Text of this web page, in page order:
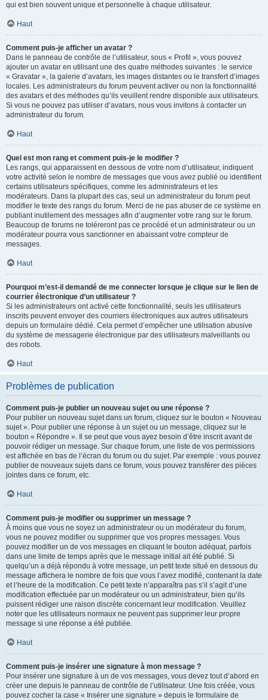
qui est bien souvent unique et personnelle à chaque utilisateur.
Haut
Comment puis-je afficher un avatar ?
Dans le panneau de contrôle de l’utilisateur, sous « Profil », vous pouvez
ajouter un avatar en utilisant une des quatre méthodes suivantes : le service
« Gravatar », la galerie d’avatars, les images distantes ou le transfert d’images
locales. Les administrateurs du forum peuvent activer ou non la fonctionnalité
des avatars et des méthodes qu’ils veuillent rendre disponible aux utilisateurs.
Si vous ne pouvez pas utiliser d’avatars, nous vous invitons à contacter un
administrateur du forum.
Haut
Quel est mon rang et comment puis-je le modifier ?
Les rangs, qui apparaissent en dessous de votre nom d’utilisateur, indiquent
votre activité selon le nombre de messages que vous avez publié ou identifient
certains utilisateurs spécifiques, comme les administrateurs et les
modérateurs. Dans la plupart des cas, seul un administrateur du forum peut
modifier le texte des rangs du forum. Merci de ne pas abuser de ce système en
publiant inutilement des messages afin d’augmenter votre rang sur le forum.
Beaucoup de forums ne toléreront pas ce procédé et un administrateur ou un
modérateur pourra vous sanctionner en abaissant votre compteur de
messages.
Haut
Pourquoi m’est-il demandé de me connecter lorsque je clique sur le lien de
courrier électronique d’un utilisateur ?
Si les administrateurs ont activé cette fonctionnalité, seuls les utilisateurs
inscrits peuvent envoyer des courriers électroniques aux autres utilisateurs
depuis un formulaire dédié. Cela permet d’empêcher une utilisation abusive
du système de messagerie électronique par des utilisateurs malveillants ou
des robots.
Haut
Problèmes de publication
Comment puis-je publier un nouveau sujet ou une réponse ?
Pour publier un nouveau sujet dans un forum, cliquez sur le bouton « Nouveau
sujet ». Pour publier une réponse à un sujet ou un message, cliquez sur le
bouton « Répondre ». Il se peut que vous ayez besoin d’être inscrit avant de
pouvoir rédiger un message. Sur chaque forum, une liste de vos permissions
est affichée en bas de l’écran du forum ou du sujet. Par exemple : vous pouvez
publier de nouveaux sujets dans ce forum, vous pouvez transférer des pièces
jointes dans ce forum, etc.
Haut
Comment puis-je modifier ou supprimer un message ?
À moins que vous ne soyez un administrateur ou un modérateur du forum,
vous ne pouvez modifier ou supprimer que vos propres messages. Vous
pouvez modifier un de vos messages en cliquant le bouton adéquat, parfois
dans une limite de temps après que le message initial ait été publié. Si
quelqu’un a déjà répondu à votre message, un petit texte situé en dessous du
message affichera le nombre de fois que vous l’avez modifié, contenant la date
et l’heure de la modification. Ce petit texte n’apparaîtra pas s’il s’agit d’une
modification effectuée par un modérateur ou un administrateur, bien qu’ils
puissent rédiger une raison discrète concernant leur modification. Veuillez
noter que les utilisateurs normaux ne peuvent pas supprimer leur propre
message si une réponse a été publiée.
Haut
Comment puis-je insérer une signature à mon message ?
Pour insérer une signature à un de vos messages, vous devez tout d’abord en
créer une depuis le panneau de contrôle de l’utilisateur. Une fois créée, vous
pouvez cocher la case « Insérer une signature » depuis le formulaire de